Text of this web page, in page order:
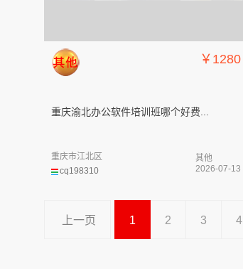
￥1280
重庆渝北办公软件培训班哪个好费...
cq198310
重庆市江北区
其他
2026-07-13
上一页 1 2 3 4